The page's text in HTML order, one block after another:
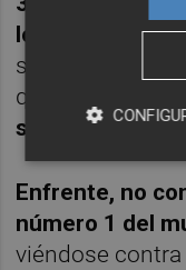
lo dejó pasar.
servicio le
que hizo.
sexto saque
Enfrente, no
número 1 del
viéndose